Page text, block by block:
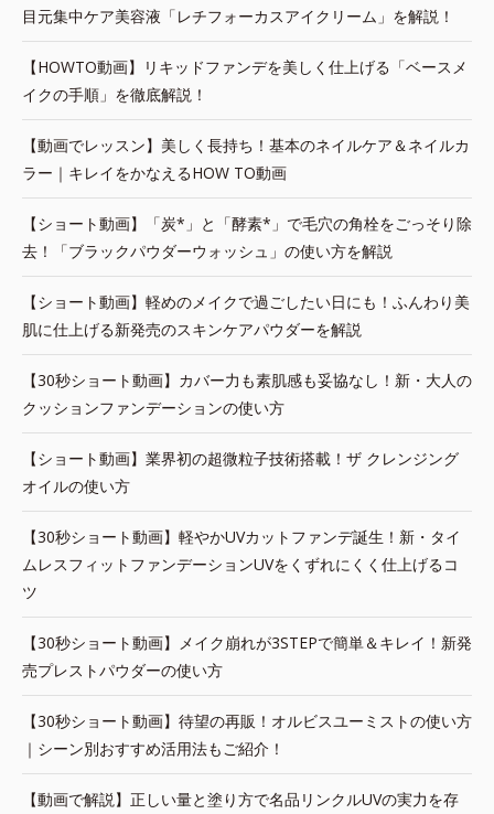
目元集中ケア美容液「レチフォーカスアイクリーム」を解説！
【HOWTO動画】リキッドファンデを美しく仕上げる「ベースメ
イクの手順」を徹底解説！
【動画でレッスン】美しく長持ち！基本のネイルケア＆ネイルカ
ラー｜キレイをかなえるHOW TO動画
【ショート動画】「炭*」と「酵素*」で毛穴の角栓をごっそり除
去！「ブラックパウダーウォッシュ」の使い方を解説
【ショート動画】軽めのメイクで過ごしたい日にも！ふんわり美
肌に仕上げる新発売のスキンケアパウダーを解説
【30秒ショート動画】カバー力も素肌感も妥協なし！新・大人の
クッションファンデーションの使い方
【ショート動画】業界初の超微粒子技術搭載！ザ クレンジング
オイルの使い方
【30秒ショート動画】軽やかUVカットファンデ誕生！新・タイ
ムレスフィットファンデーションUVをくずれにくく仕上げるコ
ツ
【30秒ショート動画】メイク崩れが3STEPで簡単＆キレイ！新発
売プレストパウダーの使い方
【30秒ショート動画】待望の再販！オルビスユーミストの使い方
｜シーン別おすすめ活用法もご紹介！
【動画で解説】正しい量と塗り方で名品リンクルUVの実力を存